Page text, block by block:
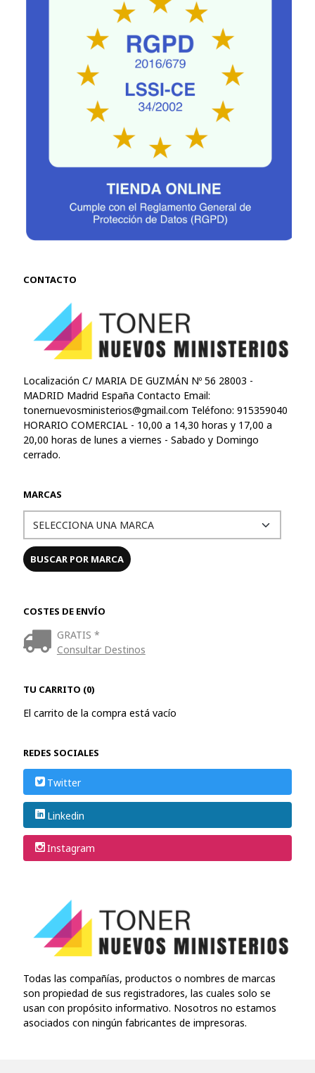
CONTACTO
Localización C/ MARIA DE GUZMÁN Nº 56 28003 -
MADRID Madrid España Contacto Email:
tonernuevosministerios@gmail.com Teléfono: 915359040
HORARIO COMERCIAL - 10,00 a 14,30 horas y 17,00 a
20,00 horas de lunes a viernes - Sabado y Domingo
cerrado.
MARCAS
COSTES DE ENVÍO
GRATIS *
Consultar Destinos
TU CARRITO (0)
El carrito de la compra está vacío
REDES SOCIALES
Twitter
Linkedin
Instagram
Todas las compañías, productos o nombres de marcas
son propiedad de sus registradores, las cuales solo se
usan con propósito informativo. Nosotros no estamos
asociados con ningún fabricantes de impresoras.